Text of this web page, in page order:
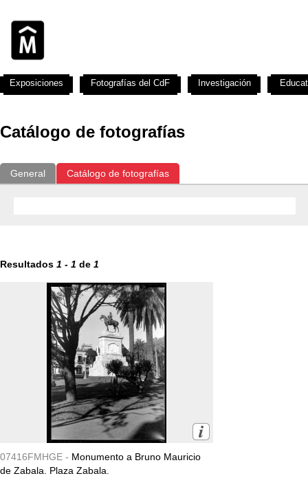
Catálogo de fotografías
General Catálogo de fotografías
Resultados 1 - 1 de 1
07416FMHGE - Monumento a Bruno Mauricio
de Zabala. Plaza Zabala.
Exposiciones Fotografías del CdF Investigación